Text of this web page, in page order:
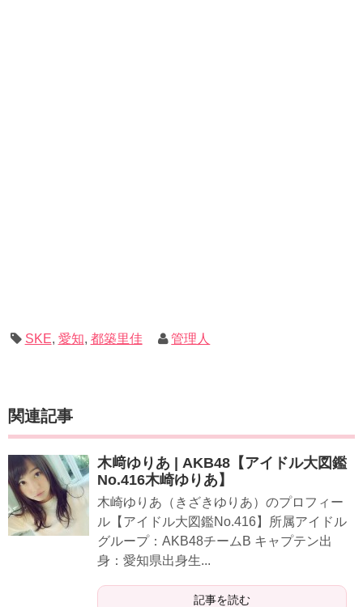
SKE, 愛知, 都築里佳 管理人
関連記事
木﨑ゆりあ | AKB48【アイドル大図鑑
No.416木崎ゆりあ】
木崎ゆりあ（きざきゆりあ）のプロフィー
ル【アイドル大図鑑No.416】所属アイドル
グループ：AKB48チームB キャプテン出
身：愛知県出身生...
記事を読む